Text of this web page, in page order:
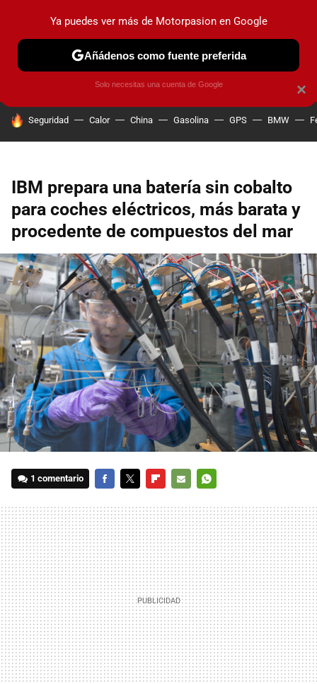
PRUEBAS COCHES ELÉCTRICOS OBSERVATORIO
HOY SE HABLA DE
Seguridad Calor China Gasolina GPS BMW
IBM prepara una batería sin cobalto
para coches eléctricos, más barata y
procedente de compuestos del mar
1 comentario
MAIL
×
Ya puedes ver más de Motorpasion en Google
Añádenos como fuente preferida
Solo necesitas una cuenta de Google